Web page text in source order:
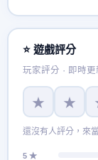
⭐ 遊戲評分
玩家評分 · 即時更
★ ★
還沒有人評分，來
5 ★